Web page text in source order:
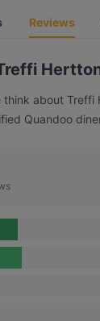
Reviews
think about Treffi
Quandoo